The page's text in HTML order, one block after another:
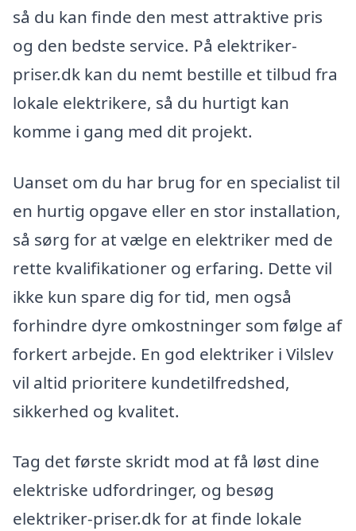
så du kan finde den mest attraktive pris
og den bedste service. På elektriker-
priser.dk kan du nemt bestille et tilbud fra
lokale elektrikere, så du hurtigt kan
komme i gang med dit projekt.
Uanset om du har brug for en specialist til
en hurtig opgave eller en stor installation,
så sørg for at vælge en elektriker med de
rette kvalifikationer og erfaring. Dette vil
ikke kun spare dig for tid, men også
forhindre dyre omkostninger som følge af
forkert arbejde. En god elektriker i Vilslev
vil altid prioritere kundetilfredshed,
sikkerhed og kvalitet.
Tag det første skridt mod at få løst dine
elektriske udfordringer, og besøg
elektriker-priser.dk for at finde lokale